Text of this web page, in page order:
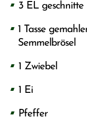
3 EL geschnitte
1 Tasse
Semmelbrösel
1 Zwiebel
1 Ei
Pfeffer